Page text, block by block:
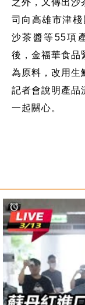
司向高雄市津
沙茶醬等55項
後，金福華食品
為原料，改用生
記者會說明產品
一起關心。